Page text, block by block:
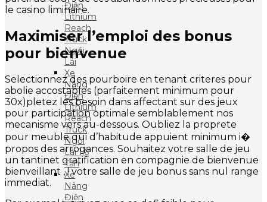
Điện
Lithium
Reach
Truck
Ngồi
Lái
Xe
Nâng
Điện
Lithium
Reach
Truck
Ngồi
Lái 1.6
Tấn
Xe
Nâng
Điện
le casino liminaire.
Maximiser l’emploi des bonus
pour bienvenue
Selectionnez des pourboire en tenant criteres pour
abolie accostables (parfaitement minimum pour
30x)pletez les besoin dans affectant sur des jeux
pour participation optimale semblablement nos
mecanisme vers au-dessous. Oubliez la proprete
pour meuble qui d’habitude appuient minimum i�
propos des arrogances. Souhaitez votre salle de jeu
un tantinet gratification en compagnie de bienvenue
bienveillant , ! votre salle de jeu bonus sans nul range
immediat.